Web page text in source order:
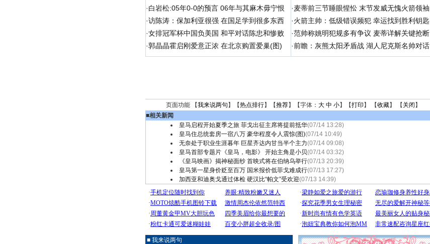
·白岩松:05年0-0的预言 06年与其麻木毋宁恨
·访陈涛：保加利亚很强 在国足学到很多东西
·女排冠军杯中国负美国 和平对话陈忠和惨败
·郭晶晶霍启刚爱意正浓 在北京购置爱巢(图)
·麦蒂前三节睡眼惺忪 末节发威无愧火箭领袖
·火箭主帅：低级错误频犯 幸运找到胜利钥匙
·范帅称姚明犯规多有争议 麦蒂详解关键抢断
·前瞻：灰熊太阳矛盾战 湖人尼克斯名帅对话
页面功能 【我来说两句 】【热点排行】【推荐】【字体： 大 中 小】【打印 】 【收藏】 【 关闭 】
■相关新闻
皇马启程开始夏季之旅 菲戈出征主席将提前抵华(07/14 13:28)
皇马住总统套房一宿八万 豪华程度令人震惊(图)(07/14 10:49)
无奈处于职业生涯暮年 巨星齐达内甘当半个主力(07/14 09:08)
皇马首部专题片《皇马，电影》 开始主角是小贝(07/14 03:32)
《皇马映画》揭神秘面纱 首映式将在伯纳乌举行(07/13 20:39)
皇马第一星身价贬至百万 国米报价低菲戈难成行(07/13 17:27)
加西亚和迪奥戈通过体检 硬汉比“帕文”受欢迎(07/13 14:39)
■ 我来说两句